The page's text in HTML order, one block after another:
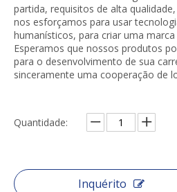
partida, requisitos de alta
nos esforçamos para usar
humanísticos, para criar uma marca
Esperamos que nossos produtos
para o desenvolvimento de sua
sinceramente uma cooperação de
Quantidade:
Inquérito